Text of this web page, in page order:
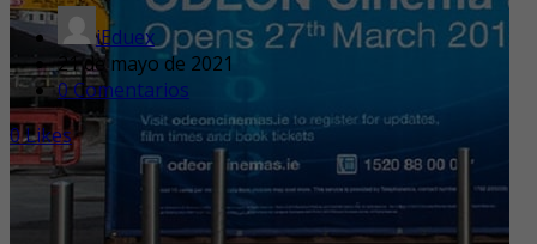
iEduex
21 de mayo de 2021
0 Comentarios
0Likes